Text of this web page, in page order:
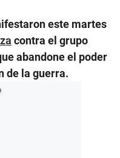
este martes
contra el grupo
abandone el poder
de la guerra.